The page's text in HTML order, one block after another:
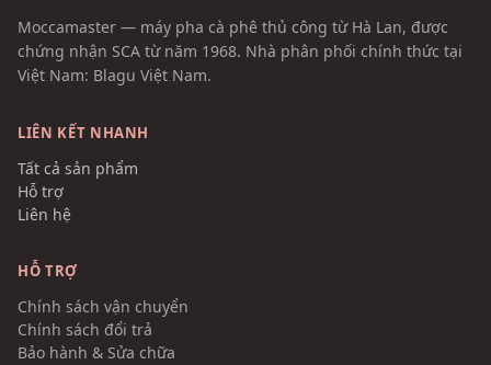
Moccamaster — máy pha cà phê thủ công từ Hà Lan, được
chứng nhận SCA từ năm 1968. Nhà phân phối chính thức tại
Việt Nam: Blagu Việt Nam.
LIÊN KẾT NHANH
Tất cả sản phẩm
Hỗ trợ
Liên hệ
HỖ TRỢ
Chính sách vận chuyển
Chính sách đổi trả
Bảo hành & Sửa chữa